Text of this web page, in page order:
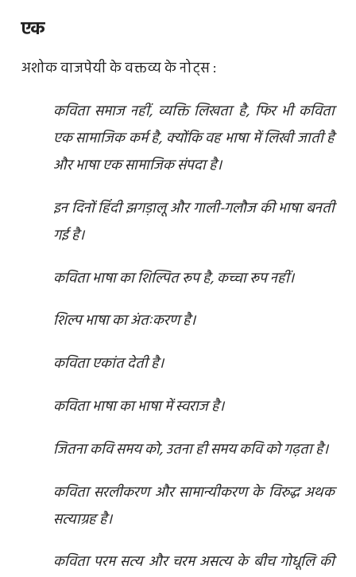
एक
अशोक वाजपेयी के वक्तव्य के नोट्स :
कविता समाज नहीं, व्यक्ति लिखता है, फिर भी कविता
एक सामाजिक कर्म है, क्योंकि वह भाषा में लिखी जाती है
और भाषा एक सामाजिक संपदा है।
इन दिनों हिंदी झगड़ालू और गाली-गलौज की भाषा बनती
गई है।
कविता भाषा का शिल्पित रूप है, कच्चा रूप नहीं।
शिल्प भाषा का अंतःकरण है।
कविता एकांत देती है।
कविता भाषा का भाषा में स्वराज है।
जितना कवि समय को, उतना ही समय कवि को गढ़ता है।
कविता सरलीकरण और सामान्यीकरण के विरुद्ध अथक
सत्याग्रह है।
कविता परम सत्य और चरम असत्य के बीच गोधूलि की